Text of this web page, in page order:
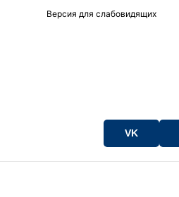
Версия для слабовидящих
VK